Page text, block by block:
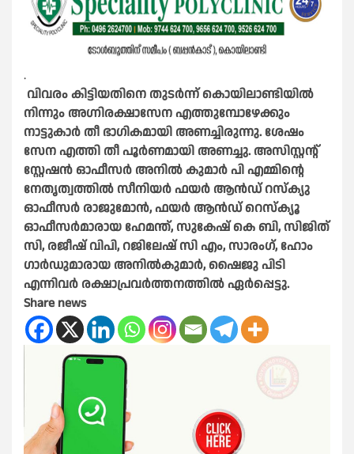
.
വിവരം കിട്ടിയതിനെ തുടർന്ന് കൊയിലാണ്ടിയിൽ
നിന്നും അഗ്നിരക്ഷാസേന എത്തുമ്പോഴേക്കും
നാട്ടുകാർ തീ ഭാഗികമായി അണച്ചിരുന്നു.ശേഷം
സേന എത്തി തീ പൂർണമായി അണച്ചു.അസിസ്റ്റന്റ്
സ്റ്റേഷൻ ഓഫീസർ അനിൽ കുമാർ പി എമ്മിന്റെ
നേതൃത്വത്തിൽ സീനിയർ ഫയർ ആൻഡ് റസ്ക്യു
ഓഫീസർ രാജുമോൻ, ഫയർ ആൻഡ് റെസ്ക്യൂ
ഓഫീസർമാരായ ഹേമന്ത്‌, സുകേഷ് കെ ബി, സിജിത്
സി, രജീഷ് വിപി, റജിലേഷ് സി എം, സാരംഗ്, ഹോം
ഗാർഡുമാരായ അനിൽകുമാർ, ഷൈജു പിടി
എന്നിവർ രക്ഷാപ്രവർത്തനത്തിൽ ഏർപ്പെട്ടു.
Share news